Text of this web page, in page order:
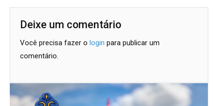
Deixe um comentário
Você precisa fazer o login para publicar um
comentário.